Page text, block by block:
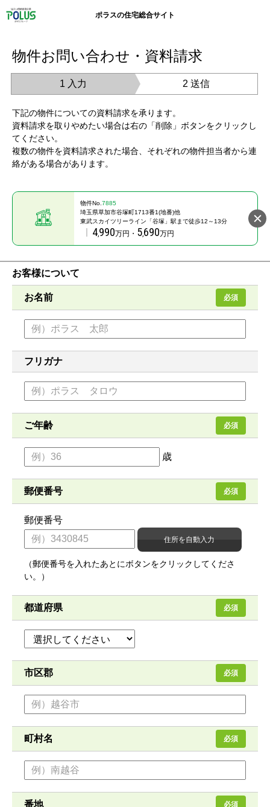
ポラスの住宅総合サイト
物件お問い合わせ・資料請求
1 入力 2 送信
下記の物件についての資料請求を承ります。
資料請求を取りやめたい場合は右の「削除」ボタンをクリックし
てください。
複数の物件を資料請求された場合、それぞれの物件担当者から連
絡がある場合があります。
物件No. 7885
埼玉県草加市谷塚町1713番1(地番)他
東武スカイツリーライン「谷塚」駅まで徒歩12～13分
4,990万円・ 5,690万円
お客様について
お名前 必須
フリガナ
ご年齢 必須
歳
郵便番号 必須
郵便番号
（郵便番号を入れたあとにボタンをクリックしてくださ
い。）
都道府県 必須
市区郡 必須
町村名 必須
番地 必須